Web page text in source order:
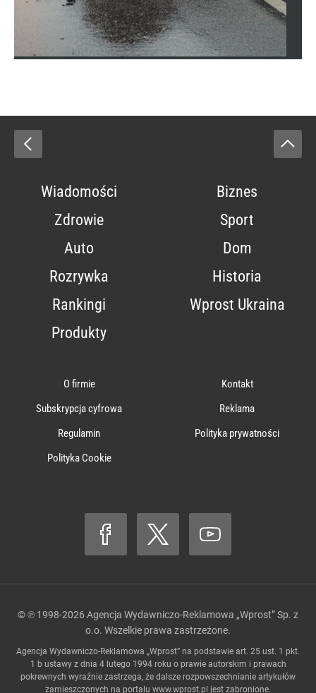
Wiadomości
Biznes
Zdrowie
Sport
Auto
Dom
Rozrywka
Historia
Rankingi
Wprost Ukraina
Produkty
O firmie
Kontakt
Subskrypcja cyfrowa
Reklama
Regulamin
Polityka prywatności
Polityka Cookie
© ℗ 1998-2026 Agencja Wydawniczo-Reklamowa „Wprost” Sp. z
o.o. Wszelkie prawa zastrzeżone.
Agencja Wydawniczo-Reklamowa „Wprost” na podstawie art. 25 ust. 1 pkt.
1 b ustawy z dnia 4 lutego 1994 roku o prawie autorskim i prawach
pokrewnych wyraźnie zastrzega, że dalsze rozpowszechnianie artykułów
zamieszczonych na portalu www.wprost.pl jest zabronione.